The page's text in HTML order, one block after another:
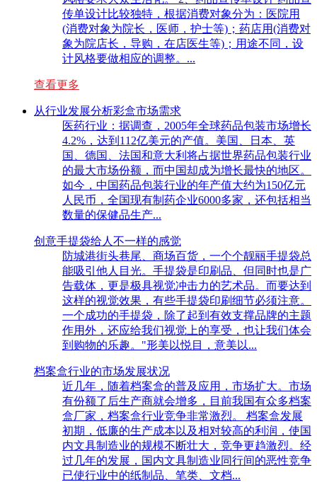
传单设计比较独特，根据消费对象分为：医院用
(消费对象为院长，医师，护士等)；药店用(消费对
象为院店长，导购，在店医生等)；用途不同，设
计风格要做相应的调整。...
查看更多
从行业发展分析彩盒市场需求
医药行业：据调查，2005年全球药品包装市场增长
4.2%，达到112亿美元的产值。美国、日本、英
国、德国、法国和意大利将占据世界药品包装行业
的最大市场份额，而中国却成为增长最快的地区。
如今，中国药品包装行业的年产值大约为150亿元
人民币，全国现有制药企业6000多家，还包括相当
数量的保健品生产...
创意手提袋给人不一样的感觉
防城港街头巷尾、商场百货，一个个靓丽手提袋总
能吸引他人目光。手提袋是印刷品、但同时也是广
告载体，更是极具视觉冲击力的艺术品。而要达到
这样的视觉效果，有些手提袋印刷细节必须注意。
一个成功的手提袋，除了起到有效支撑品牌的主题
作用外，还应给我们视觉上的享受，也让我们体会
到购物的乐趣。"形美以悦目，意美以...
档案盒行业的市场发展状况
近几年，随着档案盒的普及应用，市场扩大。市场
有份额了后生产商就会增多，目前我国有众多档案
盒厂家，档案盒行业竞争非常激烈。 档案盒发展
初期，低廉的生产成本以及相对较高的利润，使国
内文具制造业的规模不断壮大，竞争更趋激烈。经
过几年的发展，国内文具制造业同行间的恶性竞争
已使行业中的纸制品、笔类、文档...